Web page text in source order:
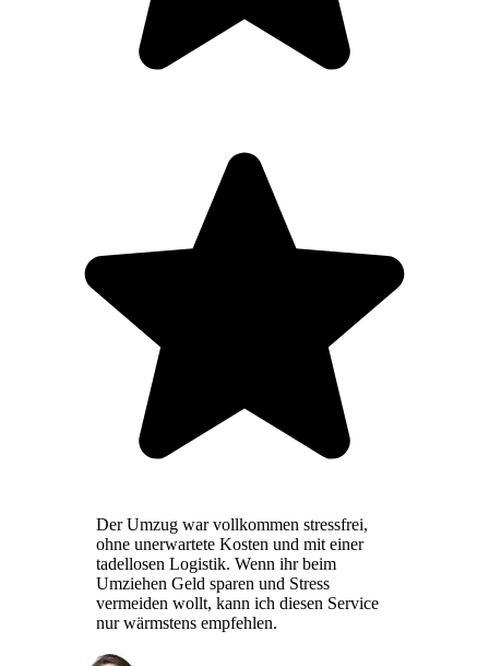
Der Umzug war vollkommen stressfrei,
ohne unerwartete Kosten und mit einer
tadellosen Logistik. Wenn ihr beim
Umziehen Geld sparen und Stress
vermeiden wollt, kann ich diesen Service
nur wärmstens empfehlen.